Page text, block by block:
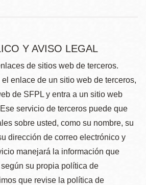
Y AVISO LEGAL
de sitios web de terceros.
enlace de un sitio web de terceros,
de SFPL y entra a un sitio web
servicio de terceros puede que
sobre usted, como su nombre, su
dirección de correo electrónico y
manejará la información que
su propia política de
que revise la política de